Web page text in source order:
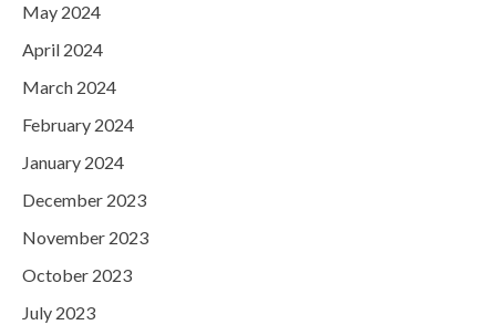
May 2024
April 2024
March 2024
February 2024
January 2024
December 2023
November 2023
October 2023
July 2023